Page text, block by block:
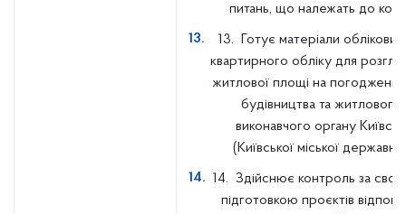
питань, що належать до
13. Готує матеріали
квартирного обліку для
житлової площі на
будівництва та житлового
виконавчого органу
(Київської міської
14. Здійснює контроль за
підготовкою проєктів